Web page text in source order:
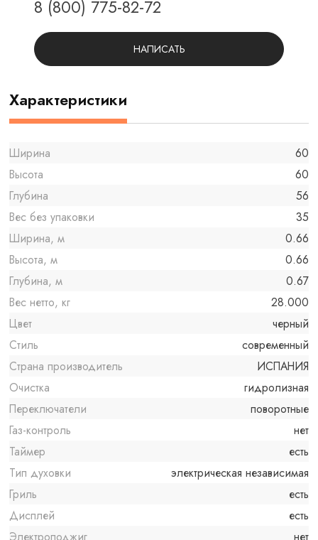
8 (800) 775-82-72
НАПИСАТЬ
Характеристики
Ширина
60
Высота
60
Глубина
56
Вес без упаковки
35
Ширина, м
0.66
Высота, м
0.66
Глубина, м
0.67
Вес нетто, кг
28.000
Цвет
черный
Стиль
современный
Страна производитель
ИСПАНИЯ
Очистка
гидролизная
Переключатели
поворотные
Газ-контроль
нет
Таймер
есть
Тип духовки
электрическая независимая
Гриль
есть
Дисплей
есть
Электроподжиг
нет